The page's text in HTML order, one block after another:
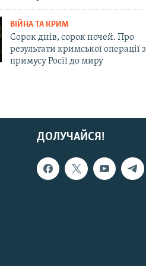
ВІЙНА ТА КРИМ
Сорок днів, сорок ночей. Про
результати кримської операції з
примусу Росії до миру
ДОЛУЧАЙСЯ!